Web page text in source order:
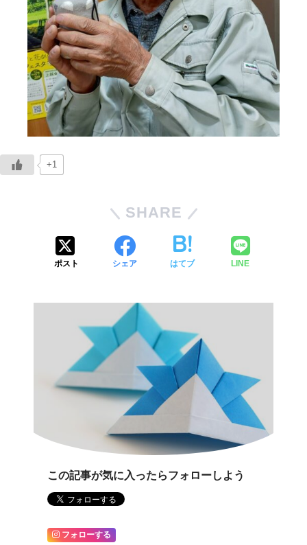
+1
SHARE
ポスト シェア はてブ LINE
この記事が気に入ったらフォローしよう
フォローする